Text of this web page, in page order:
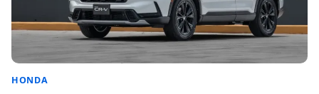
HONDA